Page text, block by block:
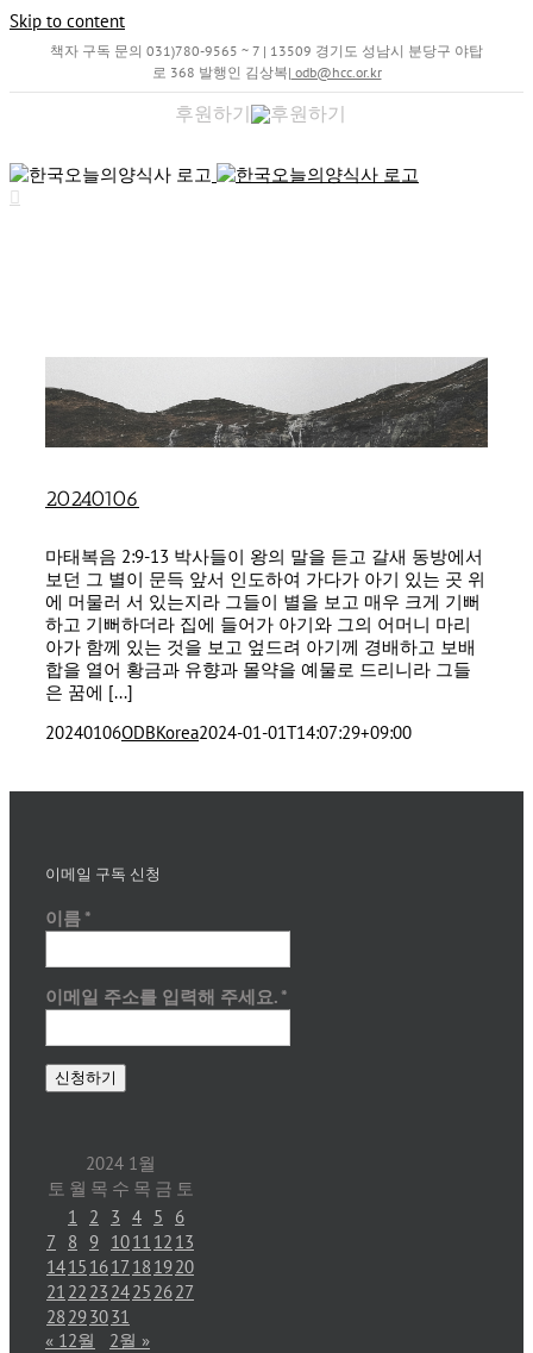
Skip to content
책자 구독 문의 031)780-9565 ~ 7 | 13509 경기도 성남시 분당구 야탑
로 368 발행인 김상복| odb@hcc.or.kr
후원하기
20240106
마태복음 2:9-13 박사들이 왕의 말을 듣고 갈새 동방에서
보던 그 별이 문득 앞서 인도하여 가다가 아기 있는 곳 위
에 머물러 서 있는지라 그들이 별을 보고 매우 크게 기뻐
하고 기뻐하더라 집에 들어가 아기와 그의 어머니 마리
아가 함께 있는 것을 보고 엎드려 아기께 경배하고 보배
합을 열어 황금과 유향과 몰약을 예물로 드리니라 그들
은 꿈에 [...]
20240106ODBKorea2024-01-01T14:07:29+09:00
이메일 구독 신청
이름 *
이메일 주소를 입력해 주세요. *
2024 1월
토 월 목 수 목 금 토
1 2 3 4 5
6
7
8 9 1011 12 13
1415 1617 18 1920
21 22 23 2425 2627
28 293031
« 12월
2월 »